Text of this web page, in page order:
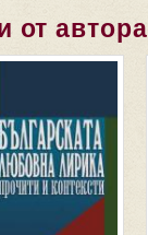
от автора